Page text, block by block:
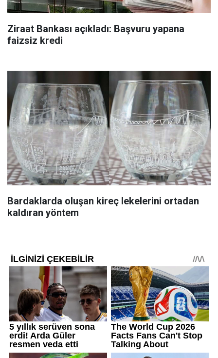
Ziraat Bankası açıkladı: Başvuru yapana
faizsiz kredi
Bardaklarda oluşan kireç lekelerini ortadan
kaldıran yöntem